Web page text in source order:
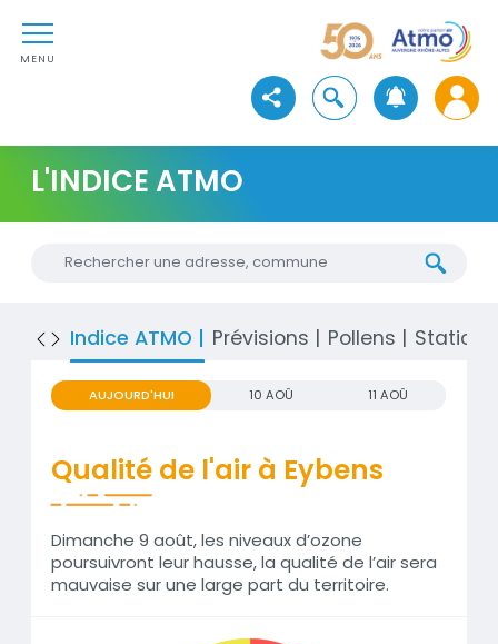
Aller au premier menu de navigation
Aller à la recherche
MENU
Atmo Auvergne-Rhône-
Voir les réseaux sociaux
Ouvrir la recherche
L'INDICE ATMO
Chercher une nouvelle adresse
Indice ATMO Prévisions Pollens
AUJOURD'HUI 10 AOÛ 11 AOÛ
Qualité de l'air à Eybens
Dimanche 9 août, les niveaux d’ozone
poursuivront leur hausse, la qualité de l’air sera
mauvaise sur une large part du territoire.